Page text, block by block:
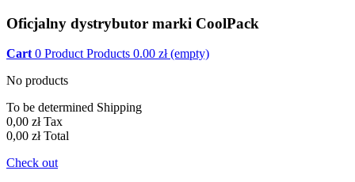
Oficjalny dystrybutor marki CoolPack
Cart 0 Product Products 0.00 zł (empty)
No products
To be determined Shipping
0,00 zł Tax
0,00 zł Total
Check out